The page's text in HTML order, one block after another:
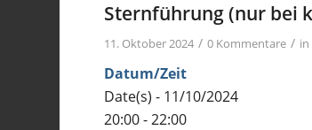
Sternführung (nur bei
11. Oktober 2024 / 0 Kommentare / in
Datum/Zeit
Date(s) - 11/10/2024
20:00 - 22:00